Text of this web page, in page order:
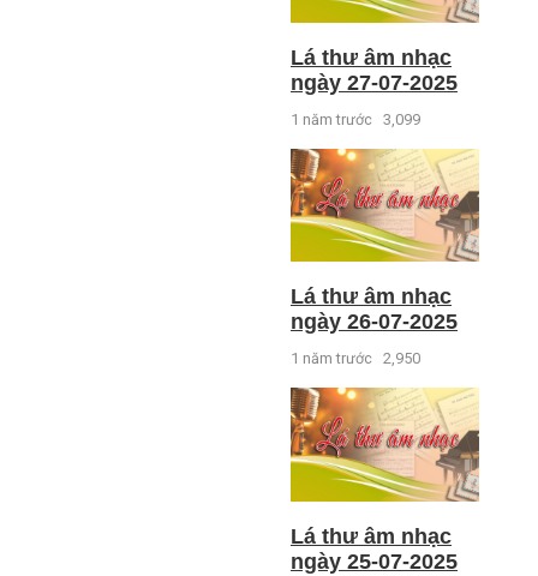
Lá thư âm nhạc
ngày 27-07-2025
1 năm trước 3,099
Lá thư âm nhạc
ngày 26-07-2025
1 năm trước 2,950
Lá thư âm nhạc
ngày 25-07-2025